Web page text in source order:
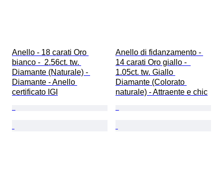
Anello - 18 carati Oro
bianco -  2.56ct. tw.
Diamante (Naturale) -
Diamante - Anello
certificato IGI
Anello di fidanzamento -
14 carati Oro giallo -
1.05ct. tw. Giallo
Diamante (Colorato
naturale) - Attraente e chic